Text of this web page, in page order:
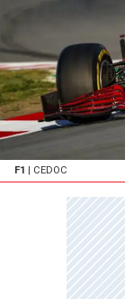
F1 | CEDOC